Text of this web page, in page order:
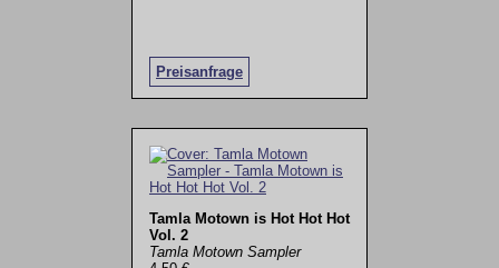
Preisanfrage
Tamla Motown is Hot Hot Hot
Vol. 2
Tamla Motown Sampler